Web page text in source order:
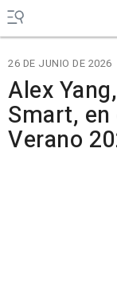
26 DE JUNIO DE 2026
Alex
Smart, en
Verano